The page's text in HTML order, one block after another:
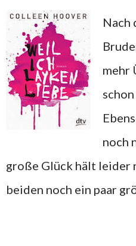
Nach
mehr
noch
große Glück hält leider
beiden noch ein paar